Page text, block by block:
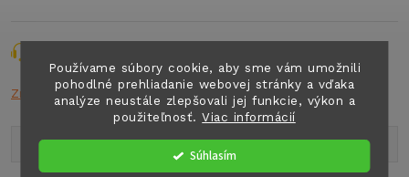
Používame súbory cookie, aby sme vám umožnili
pohodlné prehliadanie webovej stránky a vďaka
analýze neustále zlepšovali jej funkcie, výkon a
použiteľnosť.Viac informácií
Súhlasím
Značka: n.a.
Popis produktu